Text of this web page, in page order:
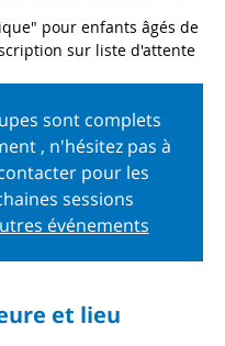
pour enfants âgés de
sur liste d'attente
sont complets
, n'hésitez pas à
pour les
sessions
événements
et lieu